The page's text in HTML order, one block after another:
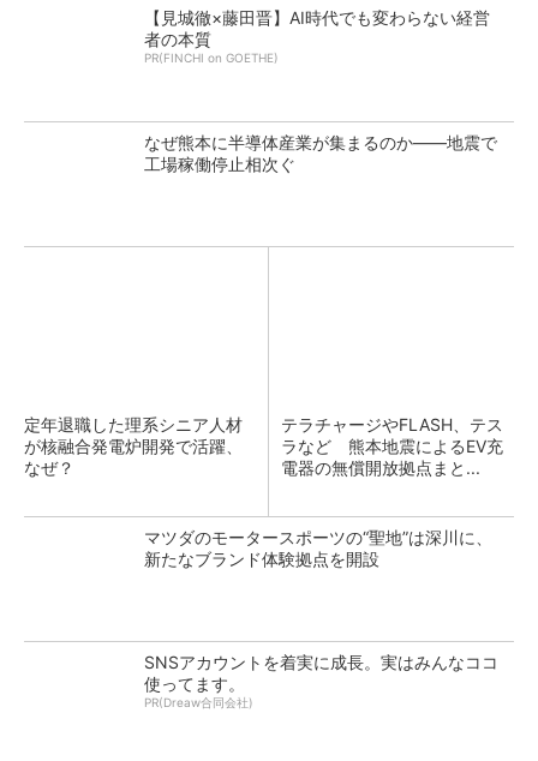
【見城徹×藤田晋】AI時代でも変わらない経営
者の本質
PR(FINCHI on GOETHE)
なぜ熊本に半導体産業が集まるのか――地震で
工場稼働停止相次ぐ
定年退職した理系シニア人材
が核融合発電炉開発で活躍、
なぜ？
テラチャージやFLASH、テス
ラなど 熊本地震によるEV充
電器の無償開放拠点まと...
マツダのモータースポーツの“聖地”は深川に、
新たなブランド体験拠点を開設
SNSアカウントを着実に成長。実はみんなココ
使ってます。
PR(Dreaw合同会社)